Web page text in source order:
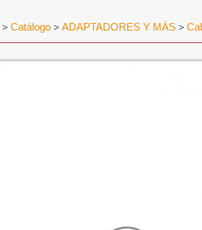
> Catálogo > ADAPTADORES Y MÁS >